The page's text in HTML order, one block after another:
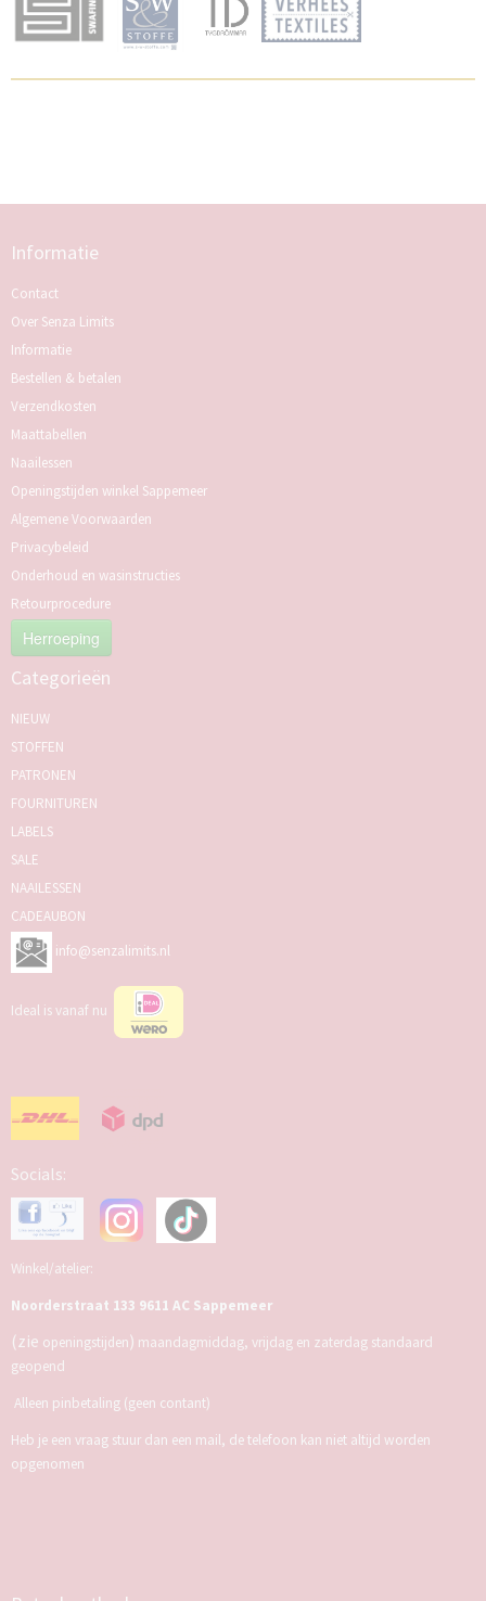
Informatie
Contact
Over Senza Limits
Informatie
Bestellen & betalen
Verzendkosten
Maattabellen
Naailessen
Openingstijden winkel Sappemeer
Algemene Voorwaarden
Privacybeleid
Onderhoud en wasinstructies
Retourprocedure
Herroeping
Categorieën
NIEUW
STOFFEN
PATRONEN
FOURNITUREN
LABELS
SALE
NAAILESSEN
CADEAUBON
info@senzalimits.nl
Ideal is vanaf nu
Socials:
Winkel/atelier:
Noorderstraat 133 9611 AC Sappemeer
(zie openingstijden) maandagmiddag, vrijdag en zaterdag standaard
geopend
Alleen pinbetaling (geen contant)
Heb je een vraag stuur dan een mail, de telefoon kan niet altijd worden
opgenomen